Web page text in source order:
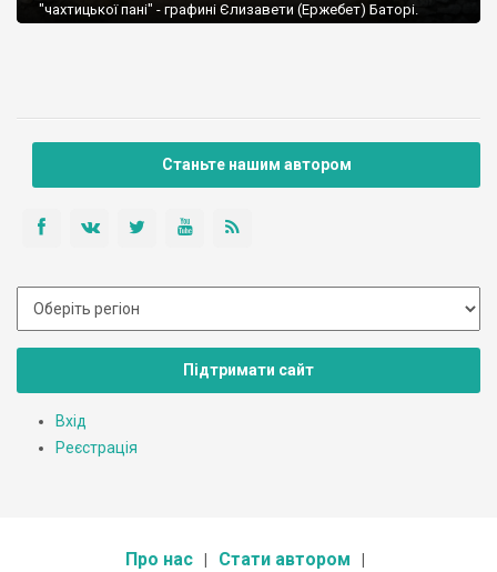
"чахтицької пані" - графині Єлизавети (Ержебет) Баторі.
Станьте нашим автором
Підтримати сайт
Вхід
Реєстрація
Про нас Стати автором